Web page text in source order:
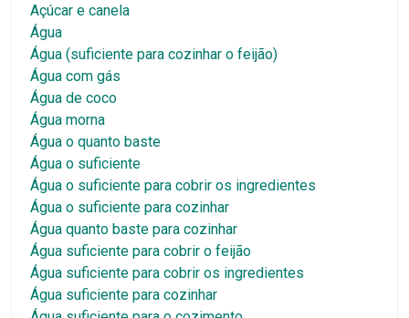
Açúcar e canela
Água
Água (suficiente para cozinhar o feijão)
Água com gás
Água de coco
Água morna
Água o quanto baste
Água o suficiente
Água o suficiente para cobrir os ingredientes
Água o suficiente para cozinhar
Água quanto baste para cozinhar
Água suficiente para cobrir o feijão
Água suficiente para cobrir os ingredientes
Água suficiente para cozinhar